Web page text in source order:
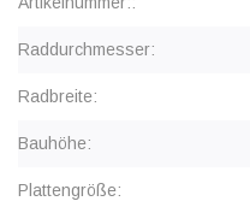
Raddurchmesser:
Radbreite:
Bauhöhe:
Plattengröße: